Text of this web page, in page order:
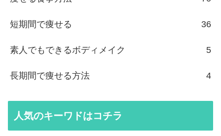
短期間で痩せる 36
素人でもできるボディメイク 5
長期間で痩せる方法 4
人気のキーワドはコチラ